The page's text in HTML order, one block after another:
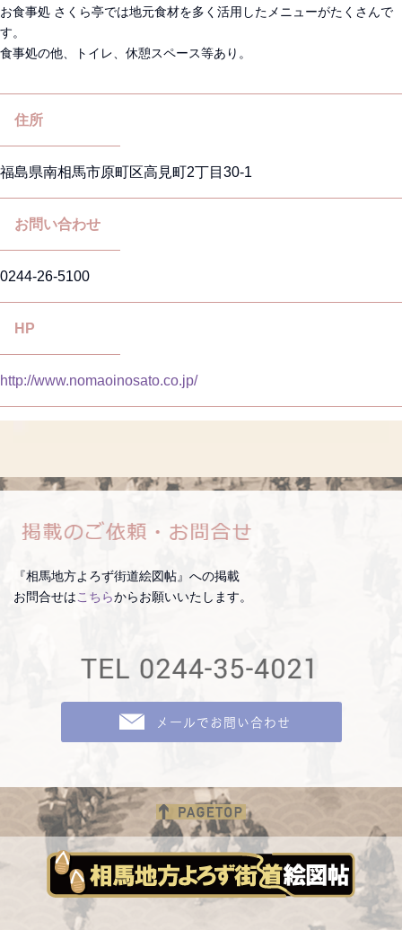
お食事処 さくら亭では地元食材を多く活用したメニューがたくさんで
す。
食事処の他、トイレ、休憩スペース等あり。
住所
福島県南相馬市原町区高見町2丁目30-1
お問い合わせ
0244-26-5100
HP
http://www.nomaoinosato.co.jp/
『相馬地方よろず街道絵図帖』への掲載
お問合せはこちらからお願いいたします。